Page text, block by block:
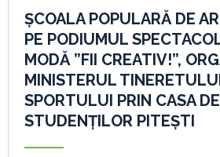
ȘCOALA POPULARĂ DE
PE PODIUMUL
MODĂ ”FII CREATIV!”,
MINISTERUL
SPORTULUI PRIN CASA
STUDENȚILOR PITEȘTI